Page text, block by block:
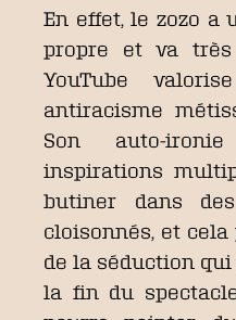
En effet, le zozo a
propre et va
YouTube
antiracisme
Son auto-
inspirations
butiner dans des
cloisonnés, et
de la séduction
la fin du